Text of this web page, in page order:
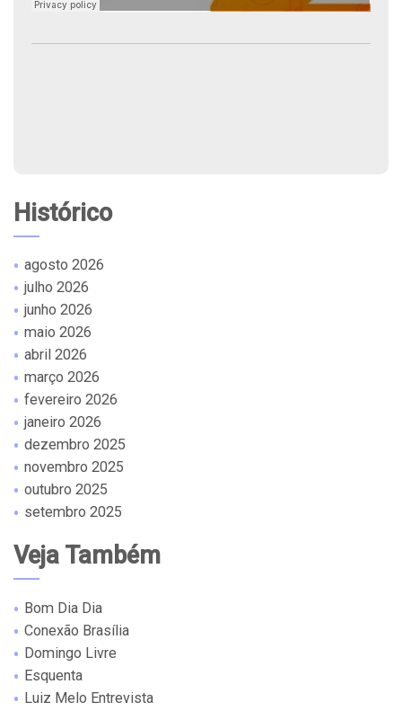
Histórico
agosto 2026
julho 2026
junho 2026
maio 2026
abril 2026
março 2026
fevereiro 2026
janeiro 2026
dezembro 2025
novembro 2025
outubro 2025
setembro 2025
Veja Também
Bom Dia Dia
Conexão Brasília
Domingo Livre
Esquenta
Luiz Melo Entrevista